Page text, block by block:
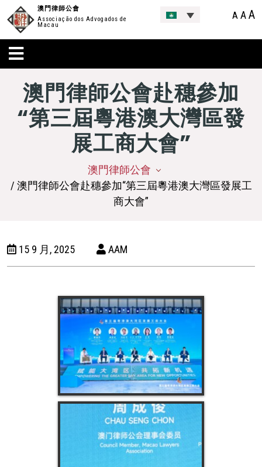
澳門律師公會
Associação dos Advogados de
Macau
A AA
澳門律師公會赴穗參加
“第三屆粵港澳大灣區發
展工商大會”
澳門律師公會
/ 澳門律師公會赴穗參加“第三屆粵港澳大灣區發展工
商大會”
15 9 月, 2025 AAM